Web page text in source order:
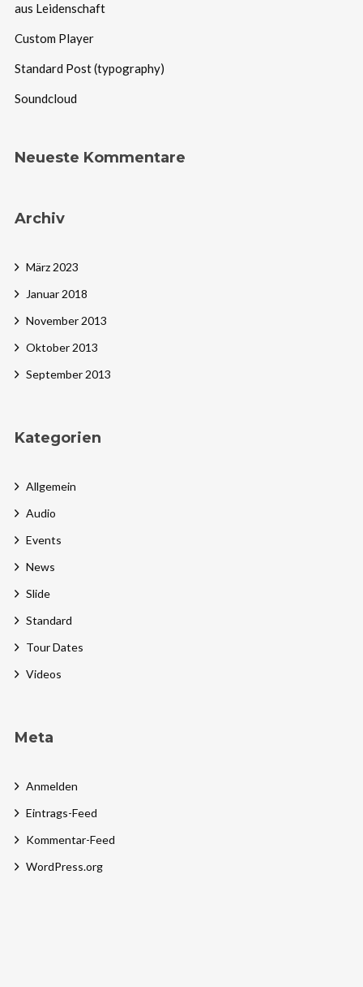
aus Leidenschaft
Custom Player
Standard Post (typography)
Soundcloud
Neueste Kommentare
Archiv
März 2023
Januar 2018
November 2013
Oktober 2013
September 2013
Kategorien
Allgemein
Audio
Events
News
Slide
Standard
Tour Dates
Videos
Meta
Anmelden
Eintrags-Feed
Kommentar-Feed
WordPress.org